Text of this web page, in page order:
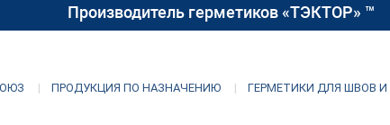
Производитель герметиков «ТЭКТОР» ™
ПРОДУКЦИЯ ПО НАЗНАЧЕНИЮ ГЕРМЕТИКИ ДЛЯ ШВОВ